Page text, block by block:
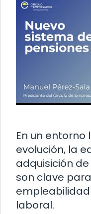
En un
evolución, la
adquisición
son clave
laboral.